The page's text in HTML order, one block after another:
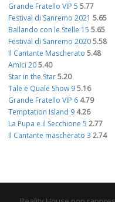
Grande Fratello VIP 5 5.77
Festival di Sanremo 2021 5.65
Ballando con le Stelle 15 5.65
Festival di Sanremo 20205.58
Il Cantante Mascherato 5.48
Amici 205.40
Star in the Star5.20
Tale e Quale Show 95.16
Grande Fratello VIP 6 4.79
Temptation Island 9 4.26
La Pupa e il Secchione 5 2.77
Il Cantante mascherato 3 2.74